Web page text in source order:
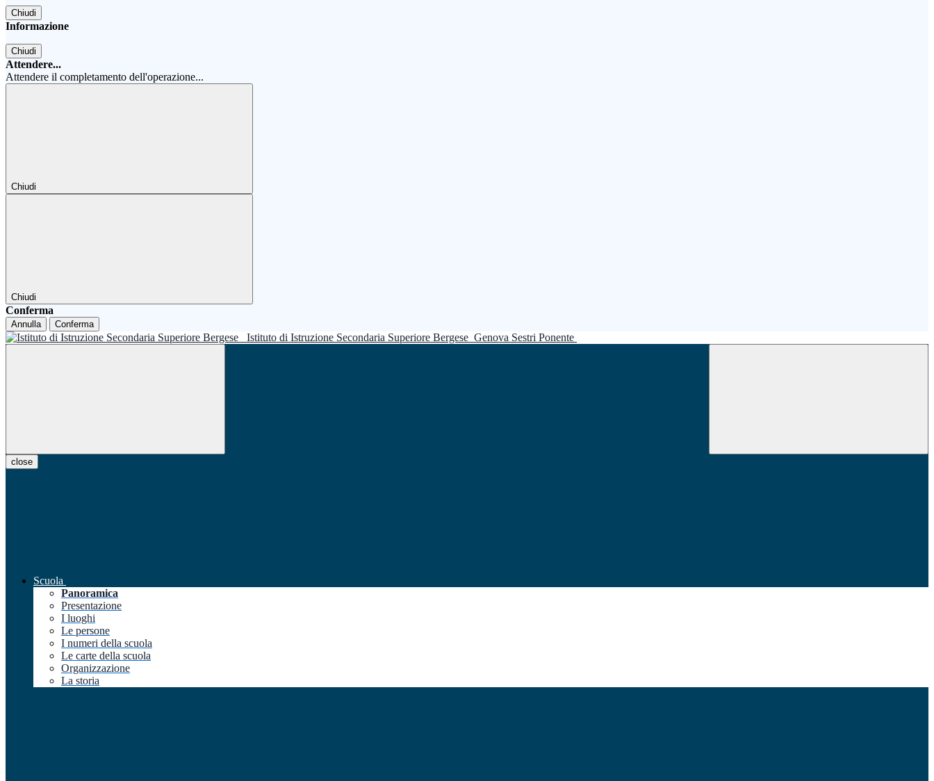
Chiudi
Informazione
Chiudi
Attendere...
Attendere il completamento dell'operazione...
Chiudi
Chiudi
Conferma
Annulla Conferma
Istituto di Istruzione Secondaria Superiore Bergese Genova Sestri Ponente
close
Scuola
Panoramica
Presentazione
I luoghi
Le persone
I numeri della scuola
Le carte della scuola
Organizzazione
La storia